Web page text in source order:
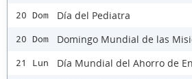
20 Dom Día del Pediatra
20 Dom Domingo Mundial de las
21 Lun Día Mundial del Ahorro de